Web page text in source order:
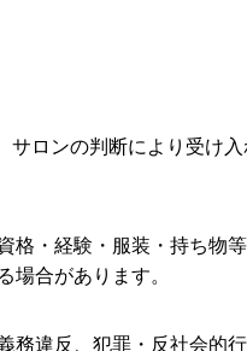
サロンの判断により受け入
格・経験・服装・持ち物等
場合があります。
務違反、犯罪・反社会的